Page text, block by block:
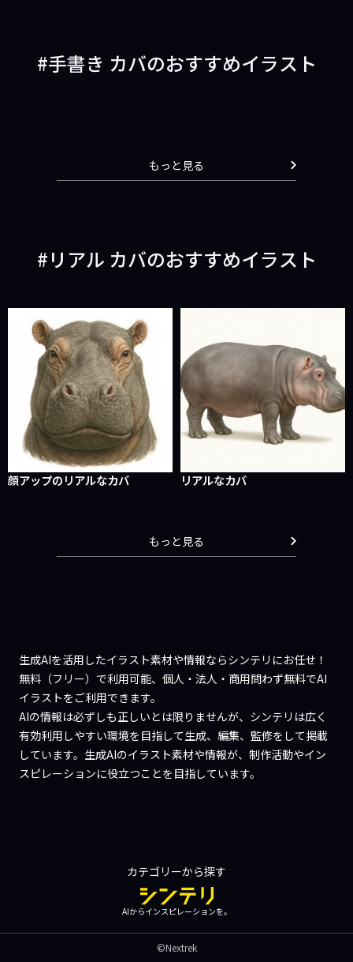
手書き カバのおすすめイラスト
もっと見る
リアル カバのおすすめイラスト
顔アップのリアルなカバ リアルなカバ
もっと見る
生成AIを活用したイラスト素材や情報ならシンテリにお任せ！
無料（フリー）で利用可能、個人・法人・商用問わず無料でAI
イラストをご利用できます。
AIの情報は必ずしも正しいとは限りませんが、シンテリは広く
有効利用しやすい環境を目指して生成、編集、監修をして掲載
しています。生成AIのイラスト素材や情報が、制作活動やイン
スピレーションに役立つことを目指しています。
カテゴリーから探す
AIからインスピレーションを。
©Nextrek